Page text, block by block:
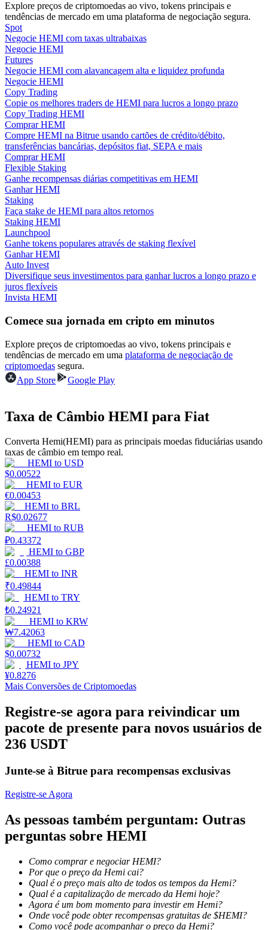
Informação
Guia
Guia para iniciantes em futuros
Estratégias de negociação
Ganhar
Porquinho poderoso
Ganhe recompensas competitivas diariamente
Estacamento
Launchpool
Staking flexível para ganhar tokens populares.
Explore preços de criptomoedas ao vivo, tokens principais e
tendências de mercado em uma plataforma de negociação segura.
Spot
Negocie HEMI com taxas ultrabaixas
Negocie HEMI
Futures
Negocie HEMI com alavancagem alta e liquidez profunda
Negocie HEMI
Copy Trading
Copie os melhores traders de HEMI para lucros a longo prazo
Copy Trading HEMI
Comprar HEMI
Compre HEMI na Bitrue usando cartões de crédito/débito,
transferências bancárias, depósitos fiat, SEPA e mais
Comprar HEMI
Flexible Staking
Ganhe recompensas diárias competitivas em HEMI
Ganhar HEMI
Staking
Faça stake de HEMI para altos retornos
Staking HEMI
Launchpool
Ganhe tokens populares através de staking flexível
Ganhar HEMI
Auto Invest
Diversifique seus investimentos para ganhar lucros a longo prazo e
juros flexíveis
Invista HEMI
Comece sua jornada em cripto em minutos
Explore preços de criptomoedas ao vivo, tokens principais e
tendências de mercado em uma plataforma de negociação de
criptomoedas segura.
App Store
Google Play
Taxa de Câmbio HEMI para Fiat
Converta Hemi(HEMI) para as principais moedas fiduciárias usando
taxas de câmbio em tempo real.
HEMI to USD
$0.00522
HEMI to EUR
€0.00453
HEMI to BRL
R$0.02677
HEMI to RUB
₽0.43372
HEMI to GBP
£0.00388
HEMI to INR
₹0.49844
HEMI to TRY
₺0.24921
HEMI to KRW
₩7.42063
HEMI to CAD
$0.00732
HEMI to JPY
¥0.8276
Mais Conversões de Criptomoedas
Registre-se agora para reivindicar um
pacote de presente para novos usuários de
236 USDT
Junte-se à Bitrue para recompensas exclusivas
Registre-se Agora
As pessoas também perguntam: Outras
perguntas sobre HEMI
Como comprar e negociar HEMI?
Por que o preço da Hemi cai?
Qual é o preço mais alto de todos os tempos da Hemi?
Qual é a capitalização de mercado da Hemi hoje?
Agora é um bom momento para investir em Hemi?
Onde você pode obter recompensas gratuitas de $HEMI?
Como você pode acompanhar o preço da Hemi?